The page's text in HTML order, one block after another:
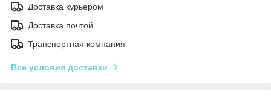
Доставка курьером
Доставка почтой
Транспортная компания
Все условия доставки